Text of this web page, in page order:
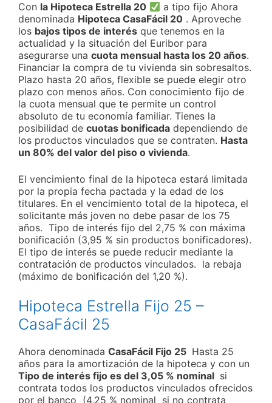
Con la Hipoteca Estrella 20
a tipo fijo Ahora
denominada Hipoteca CasaFácil 20 . Aproveche
los bajos tipos de interés que tenemos en la
actualidad y la situación del Euribor para
asegurarse una cuota mensual hasta los 20 años.
Financiar la compra de tu vivienda sin sobresaltos.
Plazo hasta 20 años, flexible se puede elegir otro
plazo con menos años. Con conocimiento fijo de
la cuota mensual que te permite un control
absoluto de tu economía familiar. Tienes la
posibilidad de cuotas bonificada dependiendo de
los productos vinculados que se contraten. Hasta
un 80% del valor del piso o vivienda.
El vencimiento final de la hipoteca estará limitada
por la propia fecha pactada y la edad de los
titulares. En el vencimiento total de la hipoteca, el
solicitante más joven no debe pasar de los 75
años. Tipo de interés fijo del 2,75 % con máxima
bonificación (3,95 % sin productos bonificadores).
El tipo de interés se puede reducir mediante la
contratación de productos vinculados. la rebaja
(máximo de bonificación del 1,20 %).
Hipoteca Estrella Fijo 25 –
CasaFácil 25
Ahora denominada CasaFácil Fijo 25 Hasta 25
años para la amortización de la hipoteca y con un
Tipo de interés fijo es del 3,05 % nominal si
contrata todos los productos vinculados ofrecidos
por el banco (4,25 % nominal si no contrata